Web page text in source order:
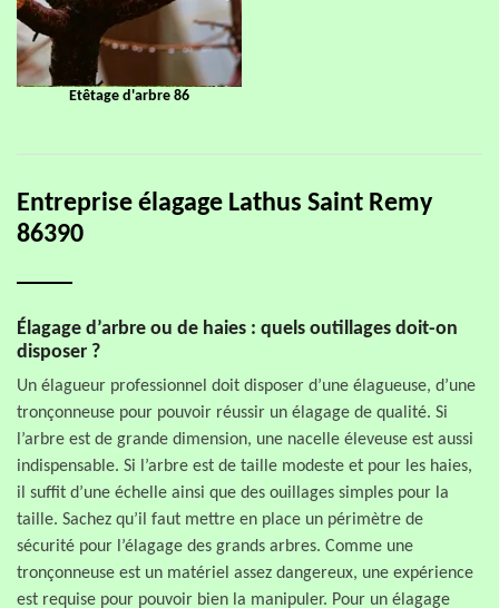
Etêtage d'arbre 86
Entreprise élagage Lathus Saint Remy
86390
Élagage d’arbre ou de haies : quels outillages doit-on
disposer ?
Un élagueur professionnel doit disposer d’une élagueuse, d’une
tronçonneuse pour pouvoir réussir un élagage de qualité. Si
l’arbre est de grande dimension, une nacelle éleveuse est aussi
indispensable. Si l’arbre est de taille modeste et pour les haies,
il suffit d’une échelle ainsi que des ouillages simples pour la
taille. Sachez qu’il faut mettre en place un périmètre de
sécurité pour l’élagage des grands arbres. Comme une
tronçonneuse est un matériel assez dangereux, une expérience
est requise pour pouvoir bien la manipuler. Pour un élagage